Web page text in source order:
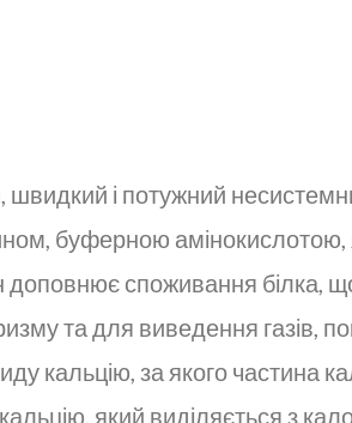
і потужний
буферною
доповнює споживання
та для виведення газів,
кальцію, за якого частина
який виділяється з